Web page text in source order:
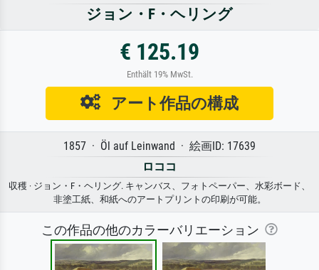
ジョン・F・ヘリング
€ 125.19
Enthält 19% MwSt.
アート作品の構成
1857 · Öl auf Leinwand · 絵画ID: 17639
ロココ
収穫 · ジョン・F・ヘリング. キャンバス、フォトペーパー、水彩ボード、
非塗工紙、和紙へのアートプリントの印刷が可能。
この作品の他のカラーバリエーション